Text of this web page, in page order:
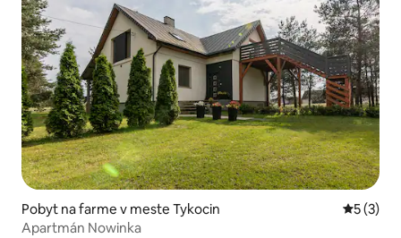
Pobyt na farme v meste Tykocin
5 (3)
Apartmán Nowinka